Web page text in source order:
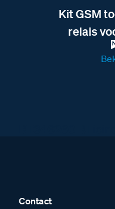
Kit GSM
relais
Contact